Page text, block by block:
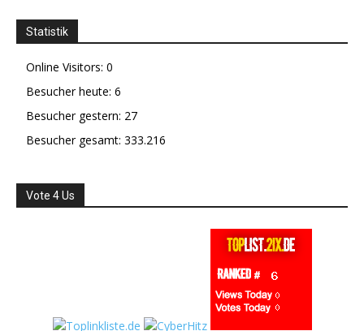
Statistik
Online Visitors: 0
Besucher heute: 6
Besucher gestern: 27
Besucher gesamt: 333.216
Vote 4 Us